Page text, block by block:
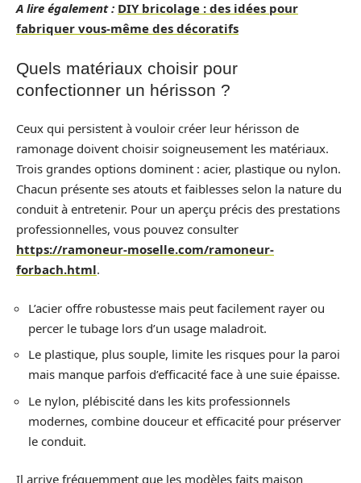
A lire également : DIY bricolage : des idées pour
fabriquer vous-même des décoratifs
Quels matériaux choisir pour
confectionner un hérisson ?
Ceux qui persistent à vouloir créer leur hérisson de
ramonage doivent choisir soigneusement les matériaux.
Trois grandes options dominent : acier, plastique ou nylon.
Chacun présente ses atouts et faiblesses selon la nature du
conduit à entretenir. Pour un aperçu précis des prestations
professionnelles, vous pouvez consulter
https://ramoneur-moselle.com/ramoneur-
forbach.html.
L’acier offre robustesse mais peut facilement rayer ou
percer le tubage lors d’un usage maladroit.
Le plastique, plus souple, limite les risques pour la paroi
mais manque parfois d’efficacité face à une suie épaisse.
Le nylon, plébiscité dans les kits professionnels
modernes, combine douceur et efficacité pour préserver
le conduit.
Il arrive fréquemment que les modèles faits maison